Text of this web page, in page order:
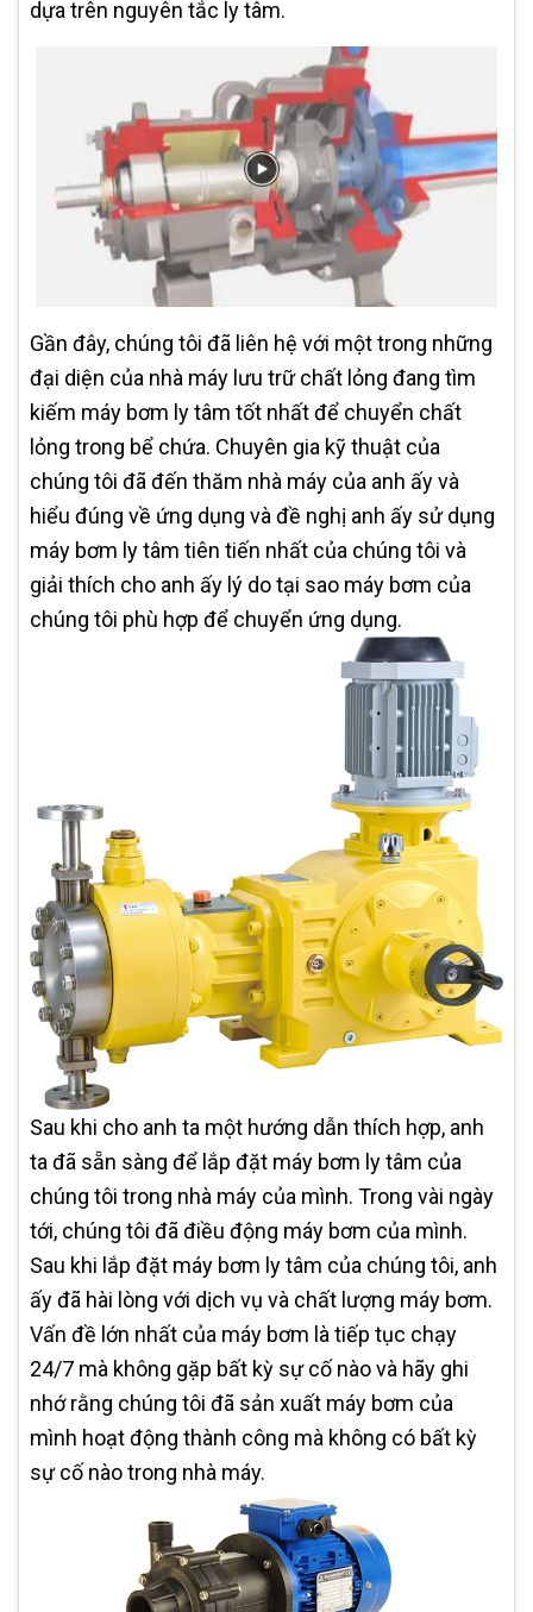
dựa trên nguyên tắc ly tâm.
Gần đây, chúng tôi đã liên hệ với một trong những
đại diện của nhà máy lưu trữ chất lỏng đang tìm
kiếm máy bơm ly tâm tốt nhất để chuyển chất
lỏng trong bể chứa. Chuyên gia kỹ thuật của
chúng tôi đã đến thăm nhà máy của anh ấy và
hiểu đúng về ứng dụng và đề nghị anh ấy sử dụng
máy bơm ly tâm tiên tiến nhất của chúng tôi và
giải thích cho anh ấy lý do tại sao máy bơm của
chúng tôi phù hợp để chuyển ứng dụng.
Sau khi cho anh ta một hướng dẫn thích hợp, anh
ta đã sẵn sàng để lắp đặt máy bơm ly tâm của
chúng tôi trong nhà máy của mình. Trong vài ngày
tới, chúng tôi đã điều động máy bơm của mình.
Sau khi lắp đặt máy bơm ly tâm của chúng tôi, anh
ấy đã hài lòng với dịch vụ và chất lượng máy bơm.
Vấn đề lớn nhất của máy bơm là tiếp tục chạy
24/7 mà không gặp bất kỳ sự cố nào và hãy ghi
nhớ rằng chúng tôi đã sản xuất máy bơm của
mình hoạt động thành công mà không có bất kỳ
sự cố nào trong nhà máy.